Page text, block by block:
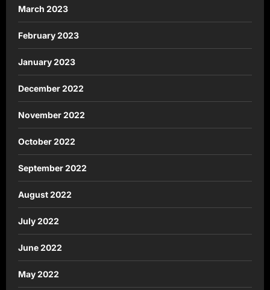
March 2023
February 2023
January 2023
December 2022
November 2022
October 2022
September 2022
August 2022
July 2022
June 2022
May 2022